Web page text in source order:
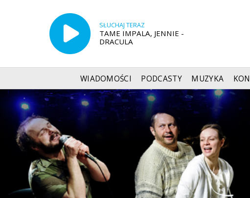
SŁUCHAJ TERAZ
TAME IMPALA, JENNIE -
DRACULA
WIADOMOŚCI PODCASTY MUZYKA